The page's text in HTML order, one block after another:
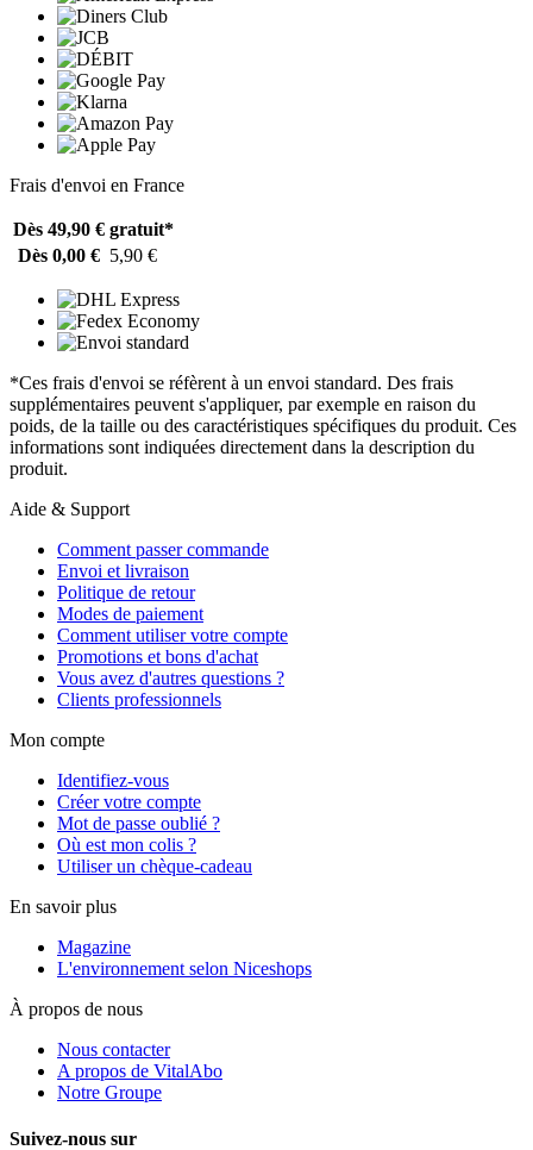
Frais d'envoi en France
Dès 49,90 € gratuit*
Dès 0,00 € 5,90 €
*Ces frais d'envoi se réfèrent à un envoi standard. Des frais
supplémentaires peuvent s'appliquer, par exemple en raison du
poids, de la taille ou des caractéristiques spécifiques du produit. Ces
informations sont indiquées directement dans la description du
produit.
Aide & Support
Comment passer commande
Envoi et livraison
Politique de retour
Modes de paiement
Comment utiliser votre compte
Promotions et bons d'achat
Vous avez d'autres questions ?
Clients professionnels
Mon compte
Identifiez-vous
Créer votre compte
Mot de passe oublié ?
Où est mon colis ?
Utiliser un chèque-cadeau
En savoir plus
Magazine
L'environnement selon Niceshops
À propos de nous
Nous contacter
A propos de VitalAbo
Notre Groupe
Suivez-nous sur